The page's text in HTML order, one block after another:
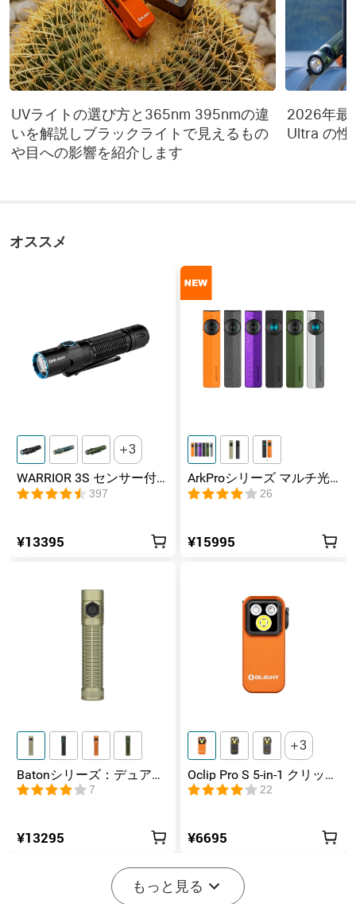
UVライトの選び方と365nm 395nmの違
いを解説しブラックライトで見えるもの
や目への影響を紹介します
2026年最
Ultra の性
オススメ
3
WARRIOR 3S センサー付
きタクティカルライト マ
グネット充電式 懐中電灯
397
¥13395
ArkProシリーズ マルチ光
源薄型フラッシュライト
26
¥15995
Batonシリーズ：デュアル
スイッチ搭載の高ルーメ
ンコンパクトEDC懐中電灯
7
¥13295
3
Oclip Pro S 5-in-1 クリップ
式懐中電灯 UV & RGB 5光
源搭載 充電式ミニライト
22
¥6695
もっと見る